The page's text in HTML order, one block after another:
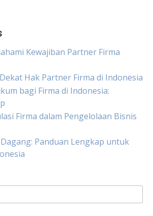
Kewajiban Partner Firma
Hak Partner Firma di Indonesia
bagi Firma di Indonesia:
Firma dalam Pengelolaan Bisnis
Panduan Lengkap untuk